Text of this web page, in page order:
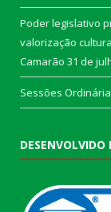
Poder legislativo
valorização
Camarão 31 de
Sessões
DESENVOLVIDO